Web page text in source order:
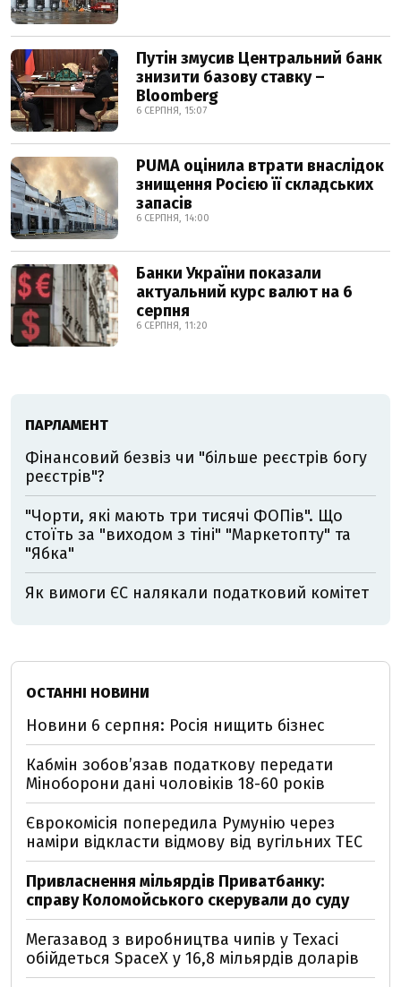
Путін змусив Центральний банк
знизити базову ставку –
Bloomberg
6 СЕРПНЯ, 15:07
PUMA оцінила втрати внаслідок
знищення Росією її складських
запасів
6 СЕРПНЯ, 14:00
Банки України показали
актуальний курс валют на 6
серпня
6 СЕРПНЯ, 11:20
ПАРЛАМЕНТ
Фінансовий безвіз чи "більше реєстрів богу
реєстрів"?
"Чорти, які мають три тисячі ФОПів". Що
стоїть за "виходом з тіні" "Маркетопту" та
"Ябка"
Як вимоги ЄС налякали податковий комітет
ОСТАННІ НОВИНИ
Новини 6 серпня: Росія нищить бізнес
Кабмін зобовʼязав податкову передати
Міноборони дані чоловіків 18-60 років
Єврокомісія попередила Румунію через
наміри відкласти відмову від вугільних ТЕС
Привласнення мільярдів Приватбанку:
справу Коломойського скерували до суду
Мегазавод з виробництва чипів у Техасі
обійдеться SpaceX у 16,8 мільярдів доларів